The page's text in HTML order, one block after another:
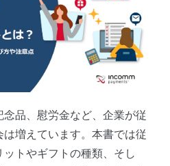
品、慰労⾦など、企業が従
増えています。本書では従
トやギフトの種類、そし